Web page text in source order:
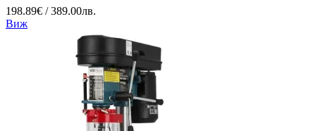
198.89€ / 389.00лв.
Виж